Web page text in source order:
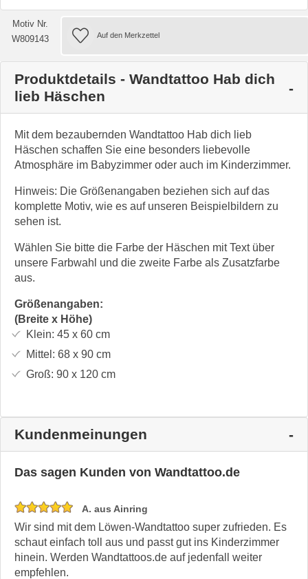
Motiv Nr.
W809143
Produktdetails - Wandtattoo Hab dich
lieb Häschen
Mit dem bezaubernden Wandtattoo Hab dich lieb
Häschen schaffen Sie eine besonders liebevolle
Atmosphäre im Babyzimmer oder auch im Kinderzimmer.
Hinweis: Die Größenangaben beziehen sich auf das
komplette Motiv, wie es auf unseren Beispielbildern zu
sehen ist.
Wählen Sie bitte die Farbe der Häschen mit Text über
unsere Farbwahl und die zweite Farbe als Zusatzfarbe
aus.
Größenangaben:
(Breite x Höhe)
Klein: 45 x 60cm
Mittel: 68 x 90cm
Groß: 90 x 120cm
Kundenmeinungen
Das sagen Kunden von Wandtattoo.de
A. aus Ainring
Wir sind mit dem Löwen-Wandtattoo super zufrieden. Es
schaut einfach toll aus und passt gut ins Kinderzimmer
hinein. Werden Wandtattoos.de auf jedenfall weiter
empfehlen.